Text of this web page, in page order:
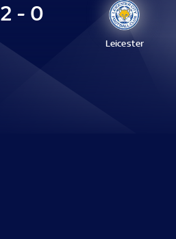
2 - 0
Leicester